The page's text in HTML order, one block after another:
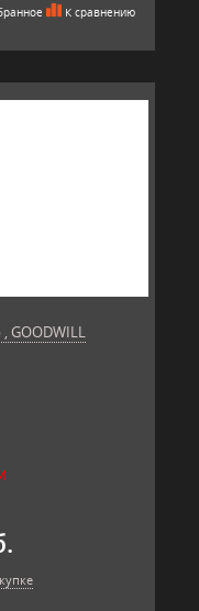
К сравнению
GOODWILL